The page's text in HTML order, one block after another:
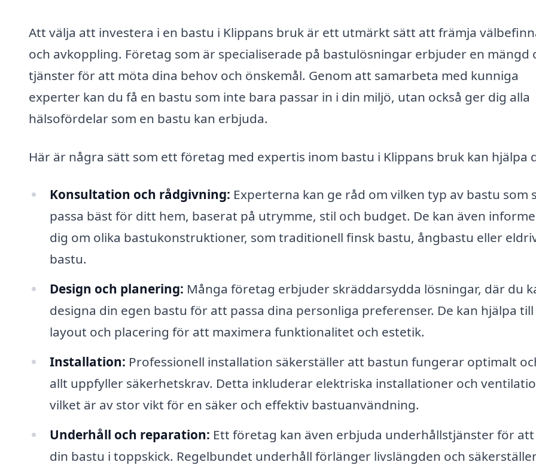
Att välja att investera i en bastu i Klippans bruk är ett utmärkt sätt att främja
och avkoppling. Företag som är specialiserade på bastulösningar erbjuder en mängd
tjänster för att möta dina behov och önskemål. Genom att samarbeta med kunniga
experter kan du få en bastu som inte bara passar in i din miljö, utan också ger dig alla
hälsofördelar som en bastu kan erbjuda.
Här är några sätt som ett företag med expertis inom bastu i Klippans bruk kan hjälpa
Konsultation och rådgivning: Experterna kan ge råd om vilken typ av bastu som
passa bäst för ditt hem, baserat på utrymme, stil och budget. De kan även
dig om olika bastukonstruktioner, som traditionell finsk bastu, ångbastu eller
bastu.
Design och planering: Många företag erbjuder skräddarsydda lösningar, där du
designa din egen bastu för att passa dina personliga preferenser. De kan hjälpa till
layout och placering för att maximera funktionalitet och estetik.
Installation: Professionell installation säkerställer att bastun fungerar optimalt
allt uppfyller säkerhetskrav. Detta inkluderar elektriska installationer och
vilket är av stor vikt för en säker och effektiv bastuanvändning.
Underhåll och reparation: Ett företag kan även erbjuda underhållstjänster för att
din bastu i toppskick. Regelbundet underhåll förlänger livslängden och